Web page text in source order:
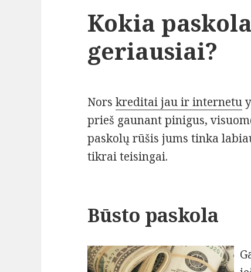
Kokia
geriausiai?
Norskreditai jau ir internetu
prieš gaunant pinigus,
paskolų rūšis jums tinka
tikrai teisingai.
Būsto paskola